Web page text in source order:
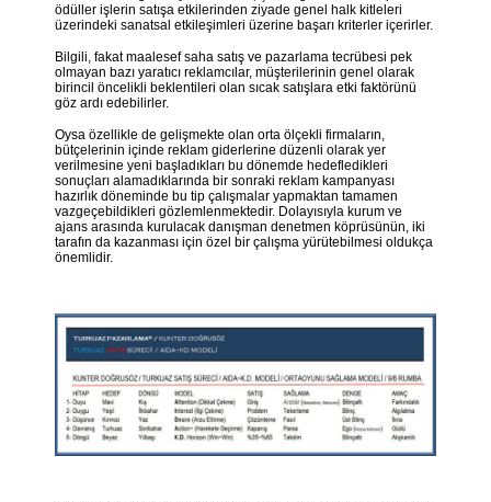
ödüller işlerin satışa etkilerinden ziyade genel halk kitleleri
üzerindeki sanatsal etkileşimleri üzerine başarı kriterler içerirler.
Bilgili, fakat maalesef saha satış ve pazarlama tecrübesi pek
olmayan bazı yaratıcı reklamcılar, müşterilerinin genel olarak
birincil öncelikli beklentileri olan sıcak satışlara etki faktörünü
göz ardı edebilirler.
Oysa özellikle de gelişmekte olan orta ölçekli firmaların,
bütçelerinin içinde reklam giderlerine düzenli olarak yer
verilmesine yeni başladıkları bu dönemde hedefledikleri
sonuçları alamadıklarında bir sonraki reklam kampanyası
hazırlık döneminde bu tip çalışmalar yapmaktan tamamen
vazgeçebildikleri gözlemlenmektedir. Dolayısıyla kurum ve
ajans arasında kurulacak danışman denetmen köprüsünün, iki
tarafın da kazanması için özel bir çalışma yürütebilmesi oldukça
önemlidir.